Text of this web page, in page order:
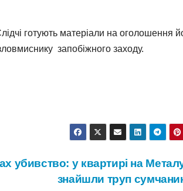
готують матеріали на оголошення
запобіжного заходу.
убивство: у квартирі на
знайшли труп